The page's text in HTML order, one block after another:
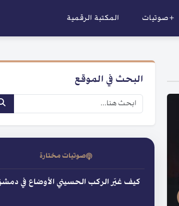
+صوتيات المكتبة الرقمية
البحث في الموقع
صوتيات مختارة
كيف غيّر الركب الحسيني الأوضاع في